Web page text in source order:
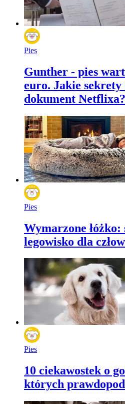
Pies
Gunther - pies
euro. Jakie
dokument Netflixa?
Pies
Wymarzone łóżko:
legowisko dla
Pies
10 ciekawostek o
których